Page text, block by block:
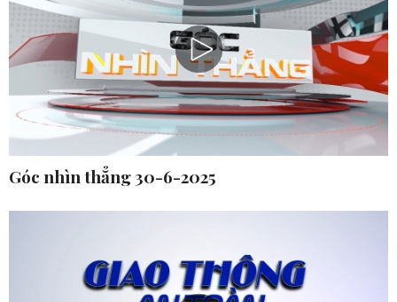
Góc nhìn thẳng 30-6-2025